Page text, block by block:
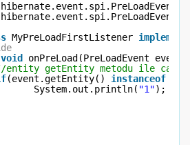
MyPreLoadFirstListener
void
onPreLoad(PreLoadEvent
entity getEntity metodu ile
(event.getEntity() instanceof
System.out.println( "1");